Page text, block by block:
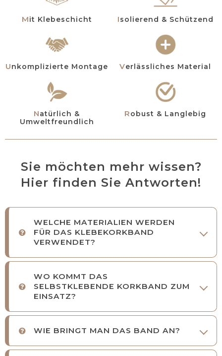
Mit Klebeschicht Isolierend & Schützend
Unkomplizierte Montage Verlässliches Material
Natürlich &
Umweltfreundlich
Robust & Langlebig
Sie möchten mehr wissen?
Hier finden Sie Antworten!
WELCHE MATERIALIEN WERDEN
FÜR DAS KLEBEKORKBAND
VERWENDET?
WO KOMMT DAS
SELBSTKLEBENDE KORKBAND ZUM
EINSATZ?
WIE BRINGT MAN DAS BAND AN?